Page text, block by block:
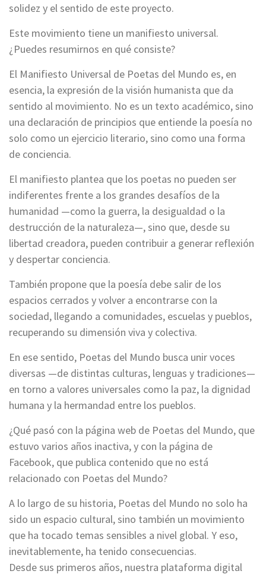
solidez y el sentido de este proyecto.
Este movimiento tiene un manifiesto universal.
¿Puedes resumirnos en qué consiste?
El Manifiesto Universal de Poetas del Mundo es, en
esencia, la expresión de la visión humanista que da
sentido al movimiento. No es un texto académico, sino
una declaración de principios que entiende la poesía no
solo como un ejercicio literario, sino como una forma
de conciencia.
El manifiesto plantea que los poetas no pueden ser
indiferentes frente a los grandes desafíos de la
humanidad —como la guerra, la desigualdad o la
destrucción de la naturaleza—, sino que, desde su
libertad creadora, pueden contribuir a generar reflexión
y despertar conciencia.
También propone que la poesía debe salir de los
espacios cerrados y volver a encontrarse con la
sociedad, llegando a comunidades, escuelas y pueblos,
recuperando su dimensión viva y colectiva.
En ese sentido, Poetas del Mundo busca unir voces
diversas —de distintas culturas, lenguas y tradiciones—
en torno a valores universales como la paz, la dignidad
humana y la hermandad entre los pueblos.
¿Qué pasó con la página web de Poetas del Mundo, que
estuvo varios años inactiva, y con la página de
Facebook, que publica contenido que no está
relacionado con Poetas del Mundo?
A lo largo de su historia, Poetas del Mundo no solo ha
sido un espacio cultural, sino también un movimiento
que ha tocado temas sensibles a nivel global. Y eso,
inevitablemente, ha tenido consecuencias.
Desde sus primeros años, nuestra plataforma digital